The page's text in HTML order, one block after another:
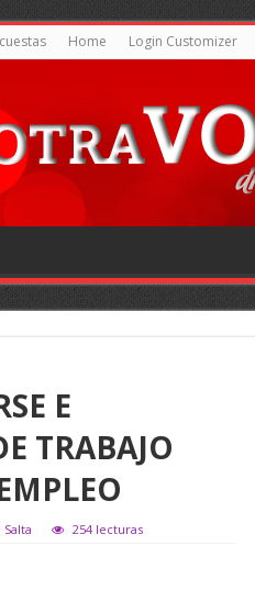
Home Login Customizer
E
TRABAJO
254 lecturas